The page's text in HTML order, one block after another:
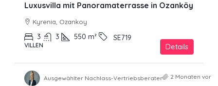
Luxusvilla mit Panoramaterrasse in Ozanköy
Kyrenia, Ozankoy
3 3 550 m² SE719
VILLEN Details
Ausgewählter Nachlass-Vertriebsberater 2 Monaten vor